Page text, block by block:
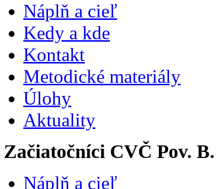
Náplň a cieľ
Kedy a kde
Kontakt
Metodické materiály
Úlohy
Aktuality
Začiatočníci CVČ Pov. B.
Náplň a cieľ